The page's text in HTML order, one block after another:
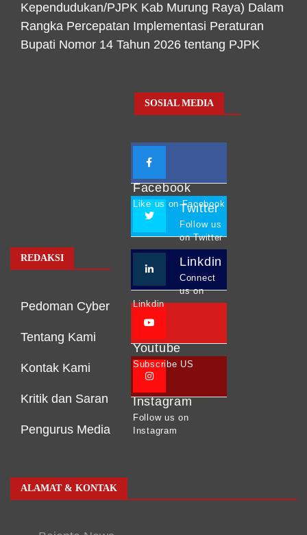
Kependudukan/PJPK Kab Murung Raya) Dalam
Rangka Percepatan Implementasi Peraturan
Bupati Nomor 14 Tahun 2026 tentang PJPK
REDAKSI
Pedoman Cyber
Tentang Kami
Kontak Kami
Kritik dan Saran
Pengurus Media
SOSIAL MEDIA
Facebook
Like us on Facebook
Twitter
Follow us
on Twitter
Linkdin
Connect
us on
Linkdin
Youtube
Subscribe US
Instagram
Follow us on
Instagram
ALAMAT & KONTAK